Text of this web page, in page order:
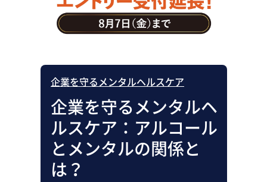
企業を守るメンタルヘルスケア
企業を守るメンタルヘ
ルスケア：アルコール
とメンタルの関係と
は？